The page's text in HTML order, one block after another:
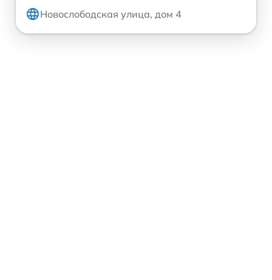
Новослободская улица, дом 4